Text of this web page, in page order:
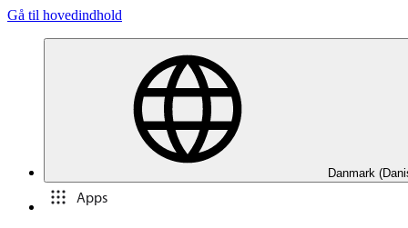
Gå til hovedindhold
Danmark
Apps